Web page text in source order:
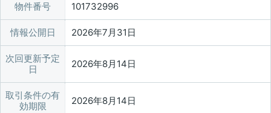
物件番号 101732996
情報公開日 2026年7月31日
次回更新予定
日
2026年8月14日
取引条件の有
効期限
2026年8月14日